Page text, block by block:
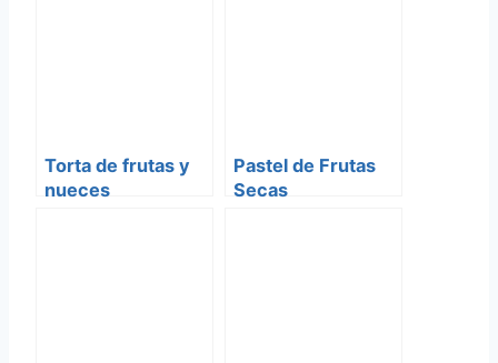
Torta de frutas y
nueces
Pastel de Frutas
Secas